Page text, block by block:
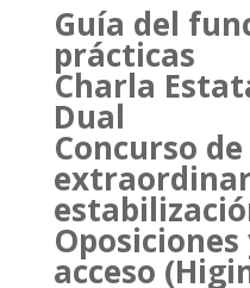
Guía del
prácticas
Charla
Dual
Concurso
acceso